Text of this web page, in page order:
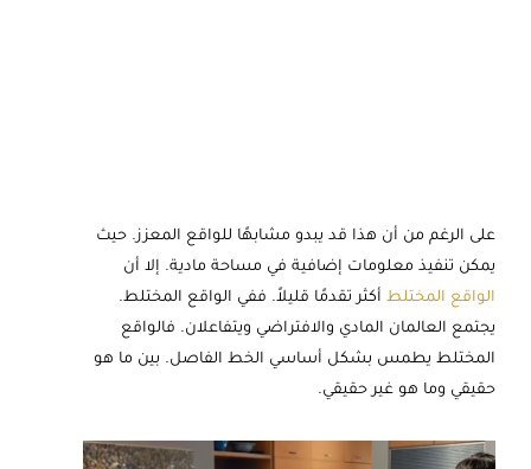
على الرغم من أن هذا قد يبدو مشابهًا للواقع المعزز. حيث
يمكن تنفيذ معلومات إضافية في مساحة مادية. إلا أن
الواقع المختلط أكثر تقدمًا قليلاً. ففي الواقع المختلط.
يجتمع العالمان المادي والافتراضي ويتفاعلان. فالواقع
المختلط يطمس بشكل أساسي الخط الفاصل. بين ما هو
حقيقي وما هو غير حقيقي.